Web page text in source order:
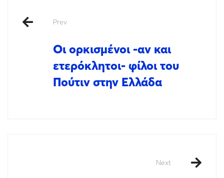
Prev
Οι ορκισμένοι -αν και
ετερόκλητοι- φίλοι του
Πούτιν στην Ελλάδα
Next